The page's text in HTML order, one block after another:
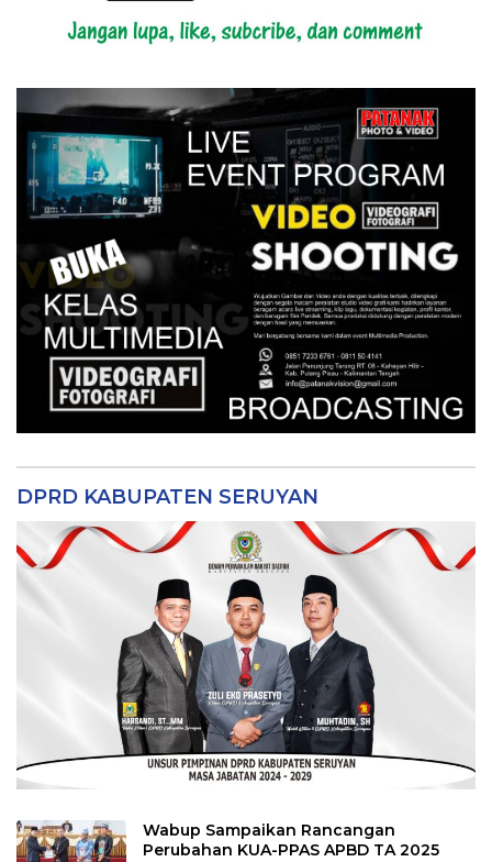
DPRD KABUPATEN SERUYAN
Wabup Sampaikan Rancangan
Perubahan KUA-PPAS APBD TA 2025